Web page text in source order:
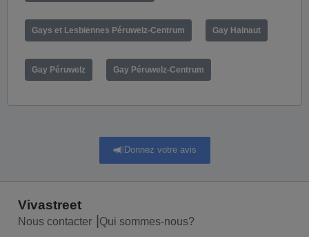
Gays et Lesbiennes Péruwelz-Centrum Gay Hainaut
Gay Péruwelz Gay Péruwelz-Centrum
Donnez votre avis
Vivastreet
Nous contacter Qui sommes-nous?